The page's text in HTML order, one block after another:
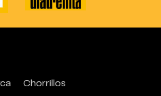
Chorrillos